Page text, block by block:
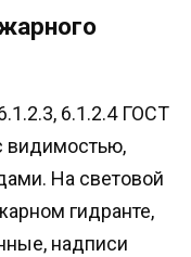
6.1.2.4 ГОСТ
видимостью,
На световой
гидранте,
надписи